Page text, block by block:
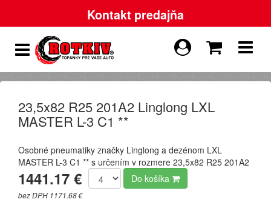
Kontakt predajňa
23,5x82 R25 201A2 Linglong LXL
MASTER L-3 C1 **
Osobné pneumatiky značky Linglong a dezénom LXL
MASTER L-3 C1 ** s určením v rozmere 23,5x82 R25 201A2
1441.17 €
bez DPH 1171.68 €
Do košíka